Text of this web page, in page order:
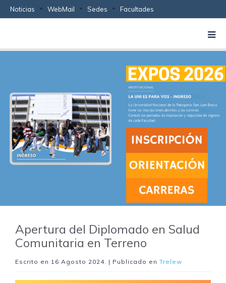
Noticias WebMail Sedes Facultades
Apertura del Diplomado en Salud
Comunitaria en Terreno
Escrito en 16 Agosto 2024. | Publicado en Trelew